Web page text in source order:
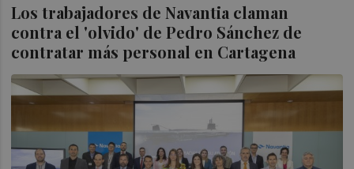
Los trabajadores de Navantia claman
contra el 'olvido' de Pedro Sánchez de
contratar más personal en Cartagena